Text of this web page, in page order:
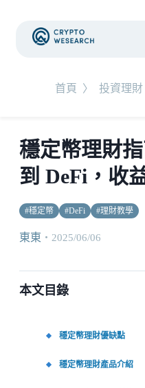
首頁 〉 投資理財
穩定幣理財
到 DeFi，收
#穩定幣 #DeFi #理財教學
東東 ・ 2025/06/06
本文目錄
穩定幣理財優缺點
穩定幣理財產品介紹